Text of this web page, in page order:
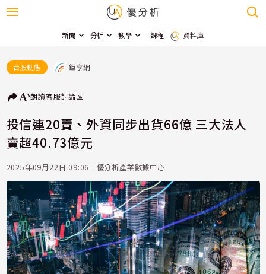
新聞 分析 教學 課程 資料庫
台股動態 鉅亨網
朗讀客服討論區
投信連20賣、外資同步出貨66億 三大法人
賣超40.73億元
2025年09月22日 09:06 - 優分析產業數據中心